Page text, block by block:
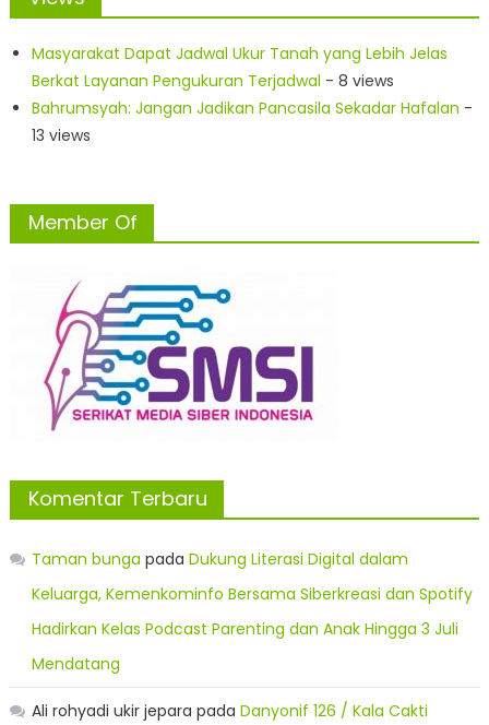
Masyarakat Dapat Jadwal Ukur Tanah yang Lebih Jelas
Berkat Layanan Pengukuran Terjadwal - 8 views
Bahrumsyah: Jangan Jadikan Pancasila Sekadar Hafalan -
13 views
Member Of
Komentar Terbaru
Taman bunga pada Dukung Literasi Digital dalam
Keluarga, Kemenkominfo Bersama Siberkreasi dan Spotify
Hadirkan Kelas Podcast Parenting dan Anak Hingga 3 Juli
Mendatang
Ali rohyadi ukir jepara pada Danyonif 126 / Kala Cakti